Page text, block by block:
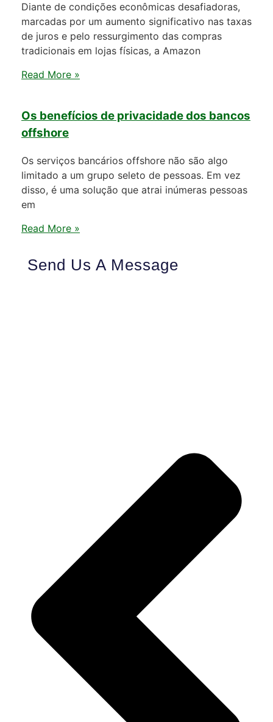
Diante de condições econômicas desafiadoras,
marcadas por um aumento significativo nas taxas
de juros e pelo ressurgimento das compras
tradicionais em lojas físicas, a Amazon
Read More »
Os benefícios de privacidade dos bancos
offshore
Os serviços bancários offshore não são algo
limitado a um grupo seleto de pessoas. Em vez
disso, é uma solução que atrai inúmeras pessoas
em
Read More »
Send Us A Message